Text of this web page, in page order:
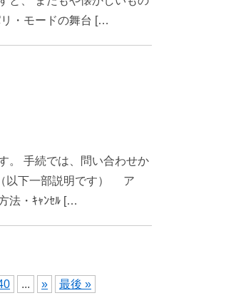
・モードの舞台 […
。 手続では、問い合わせか
以下一部説明です） ア
法・ｷｬﾝｾﾙ […
... » 最後 »